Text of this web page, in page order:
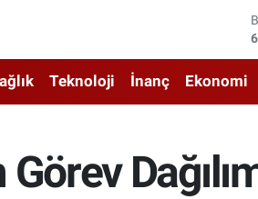
Teknoloji İnanç Ekonomi